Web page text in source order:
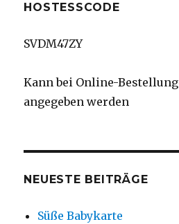
HOSTESSCODE
SVDM47ZY
Kann bei Online-
angegeben werden
NEUESTE BEITRÄGE
Süße Babykarte